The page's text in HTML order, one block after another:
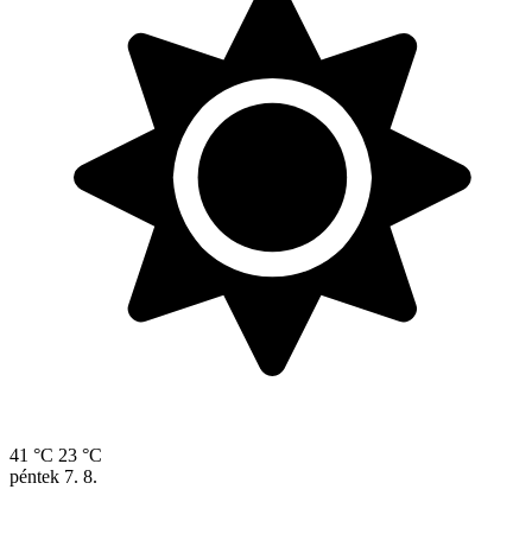
41 °C 23 °C
péntek 7. 8.